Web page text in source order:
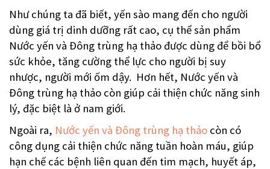
Như chúng ta đã biết, yến sào mang đến cho người
dùng giá trị dinh dưỡng rất cao, cụ thể sản phẩm
Nước yến và Đông trùng hạ thảo được dùng để bồi bổ
sức khỏe, tăng cường thể lực cho người bị suy
nhược, người mới ốm dậy. Hơn hết, Nước yến và
Đông trùng hạ thảo còn giúp cải thiện chức năng sinh
lý, đặc biệt là ở nam giới.
Ngoài ra, Nước yến và Đông trùng hạ thảo còn có
công dụng cải thiện chức năng tuần hoàn máu, giúp
hạn chế các bệnh liên quan đến tim mạch, huyết áp,